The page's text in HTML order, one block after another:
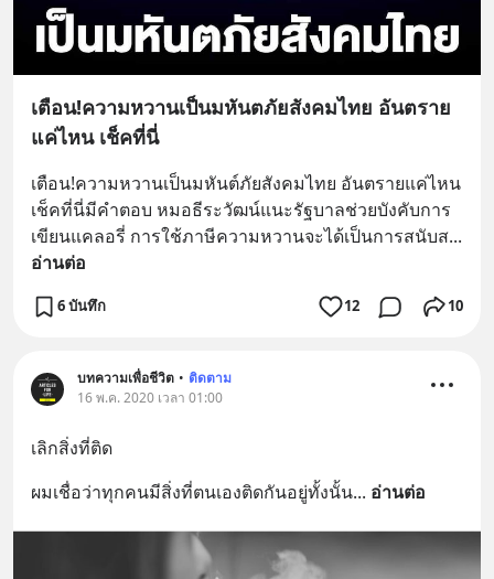
เตือน!ความหวานเป็นมหันตภัยสังคมไทย อันตราย
แค่ไหน เช็คที่นี่
เตือน!ความหวานเป็นมหันต์ภัยสังคมไทย อันตรายแค่ไหน
เช็คที่นี่มีคำตอบ หมอธีระวัฒน์แนะรัฐบาลช่วยบังคับการ
เขียนแคลอรี่ การใช้ภาษีความหวานจะได้เป็นการสนับส
อ่านต่อ
6 บันทึก 12 10
บทความเพื่อชีวิต • ติดตาม
16 พ.ค. 2020 เวลา 01:00
เลิกสิ่งที่ติด
ผมเชื่อว่าทุกคนมีสิ่งที่ตนเองติดกันอยู่ทั้งนั้น... อ่านต่อ